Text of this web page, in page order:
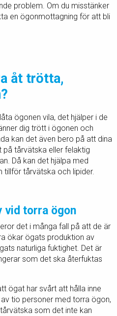
problem. Om du misstänker
en ögonmottagning för att bli
åt trötta,
ögonen vila, det hjälper i de
dig trött i ögonen och
kan det även bero på att dina
på tårvätska eller felaktig
Då kan det hjälpa med
tillför tårvätska och lipider.
vid torra ögon
det i många fall på att de är
ökar ögats produktion av
naturliga fuktighet. Det är
som det ska återfuktas
ögat har svårt att hålla inne
tio personer med torra ögon,
som det inte kan